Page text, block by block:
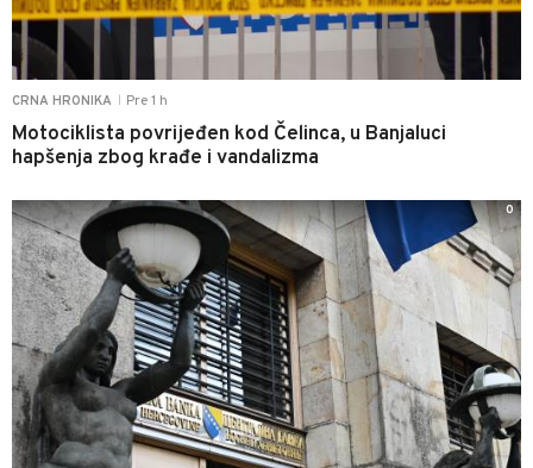
CRNA HRONIKA Pre 1 h
Motociklista povrijeđen kod Čelinca, u Banjaluci
hapšenja zbog krađe i vandalizma
0